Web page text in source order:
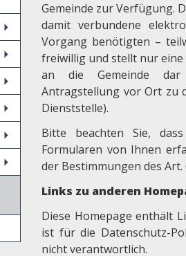
Gemeinde zur Verfügung.
damit verbundene
Vorgang benötigten –
freiwillig und stellt nur
an die Gemeinde dar
Antragstellung vor Ort zu
Dienststelle).
Bitte beachten Sie,
Formularen von Ihnen
der Bestimmungen des Art.
Links zu anderen
Diese Homepage enthält
ist für die Datenschutz-
nicht verantwortlich.